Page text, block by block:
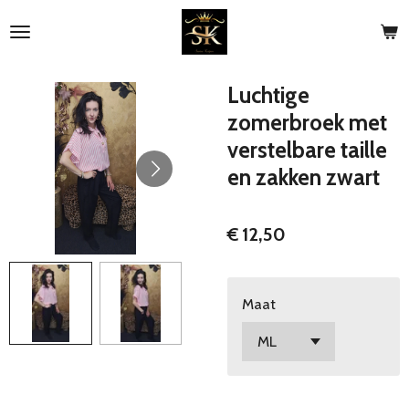
direct
hoofdinhoud
Luchtige
zomerbroek met
verstelbare taille
en zakken zwart
€ 12,50
Maat